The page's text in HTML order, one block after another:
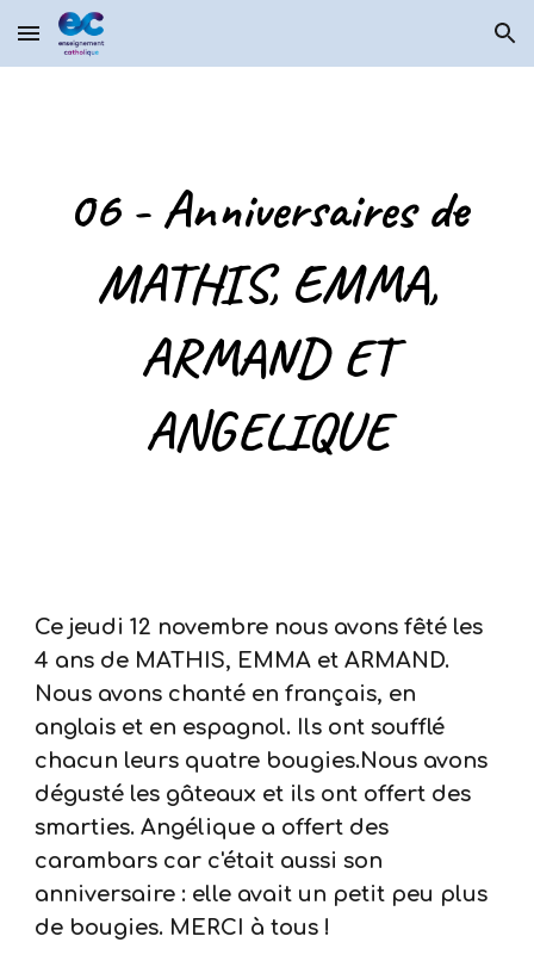
Skip to main content Skip to navigation
06 - Anniversaires de
MATHIS, EMMA,
ARMAND ET
ANGELIQUE
Ce jeudi 12 novembre nous avons fêté les
4 ans de MATHIS, EMMA et ARMAND.
Nous avons chanté en français, en
anglais et en espagnol. Ils ont soufflé
chacun leurs quatre bougies.Nous avons
dégusté les gâteaux et ils ont offert des
smarties. Angélique a offert des
carambars car c'était aussi son
anniversaire : elle avait un petit peu plus
de bougies. MERCI à tous !